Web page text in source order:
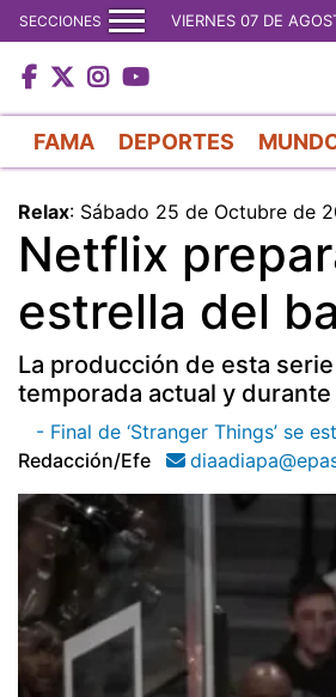
SECCIONES VIERNES 07 DE
FAMA DEPORTES
Relax: Sábado 25 de Octubre de
Netflix
estrella del
La producción de esta
temporada actual y
- Final de ‘Stranger Things’ se
Redacción/efe